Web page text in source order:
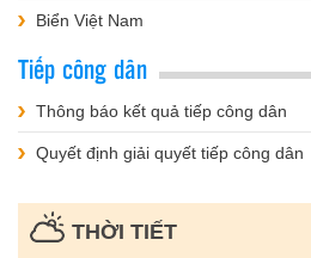
Biển Việt Nam
Tiếp công dân
Thông báo kết quả tiếp công dân
Quyết định giải quyết tiếp công dân
THỜI TIẾT